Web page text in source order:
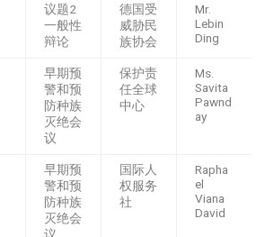
议题2
一般性
辩论
德国受
威胁民
族协会
Mr.
Lebin
Ding
早期预
警和预
防种族
灭绝会
议
保护责
任全球
中心
Ms.
Savita
Pawnd
ay
早期预
警和预
防种族
灭绝会
国际人
权服务
社
Rapha
el
Viana
David